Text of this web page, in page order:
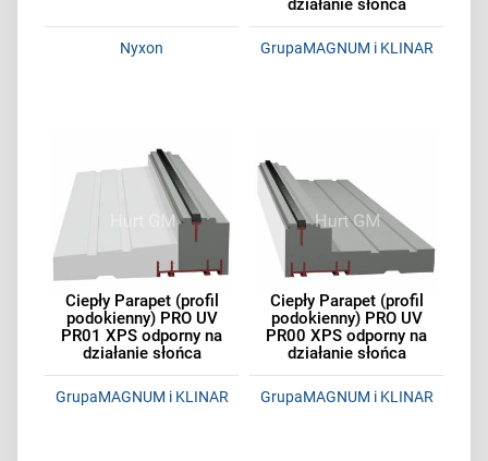
Nyxon
działanie słońca
GrupaMAGNUM i KLINAR
Ciepły Parapet (profil
podokienny) PRO UV
PR01 XPS odporny na
działanie słońca
GrupaMAGNUM i KLINAR
Ciepły Parapet (profil
podokienny) PRO UV
PR00 XPS odporny na
działanie słońca
GrupaMAGNUM i KLINAR